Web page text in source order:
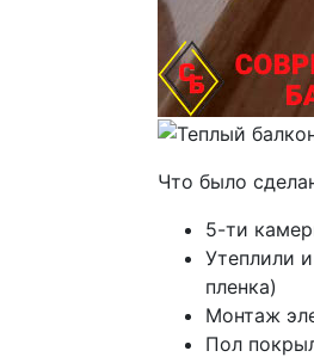
Что было
5-ти
Утеплили
пленка)
Монтаж
Пол